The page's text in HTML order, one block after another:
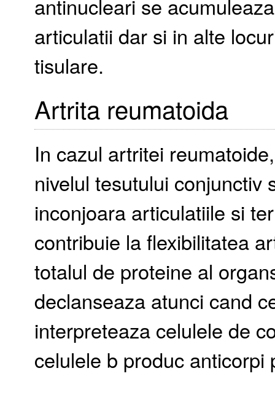
antinucleari se
articulatii dar si in alte
tisulare.
Artrita reumatoida
In cazul artritei
nivelul tesutului conjunctiv
inconjoara articulatiile si
contribuie la flexibilitatea
totalul de proteine al
declanseaza atunci cand
interpreteaza celulele de
celulele b produc